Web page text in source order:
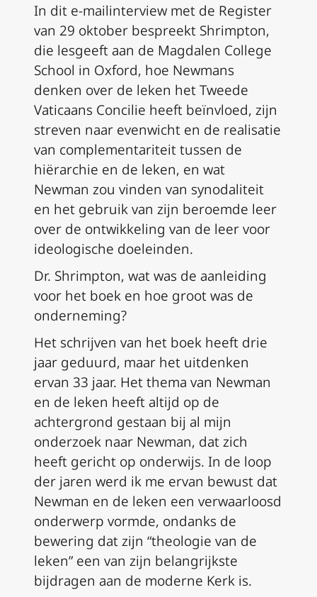
In dit e-mailinterview met de Register
van 29 oktober bespreekt Shrimpton,
die lesgeeft aan de Magdalen College
School in Oxford, hoe Newmans
denken over de leken het Tweede
Vaticaans Concilie heeft beïnvloed, zijn
streven naar evenwicht en de realisatie
van complementariteit tussen de
hiërarchie en de leken, en wat
Newman zou vinden van synodaliteit
en het gebruik van zijn beroemde leer
over de ontwikkeling van de leer voor
ideologische doeleinden.
Dr. Shrimpton, wat was de aanleiding
voor het boek en hoe groot was de
onderneming?
Het schrijven van het boek heeft drie
jaar geduurd, maar het uitdenken
ervan 33 jaar. Het thema van Newman
en de leken heeft altijd op de
achtergrond gestaan bij al mijn
onderzoek naar Newman, dat zich
heeft gericht op onderwijs. In de loop
der jaren werd ik me ervan bewust dat
Newman en de leken een verwaarloosd
onderwerp vormde, ondanks de
bewering dat zijn “theologie van de
leken” een van zijn belangrijkste
bijdragen aan de moderne Kerk is.